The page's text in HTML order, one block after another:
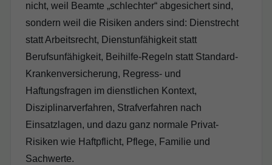
nicht, weil Beamte „schlechter“ abgesichert sind,
sondern weil die Risiken anders sind: Dienstrecht
statt Arbeitsrecht, Dienstunfähigkeit statt
Berufsunfähigkeit, Beihilfe-Regeln statt Standard-
Krankenversicherung, Regress- und
Haftungsfragen im dienstlichen Kontext,
Disziplinarverfahren, Strafverfahren nach
Einsatzlagen, und dazu ganz normale Privat-
Risiken wie Haftpflicht, Pflege, Familie und
Sachwerte.